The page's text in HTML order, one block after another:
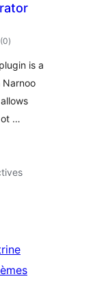
(0notes
en
)
is a
Narnoo
ot …